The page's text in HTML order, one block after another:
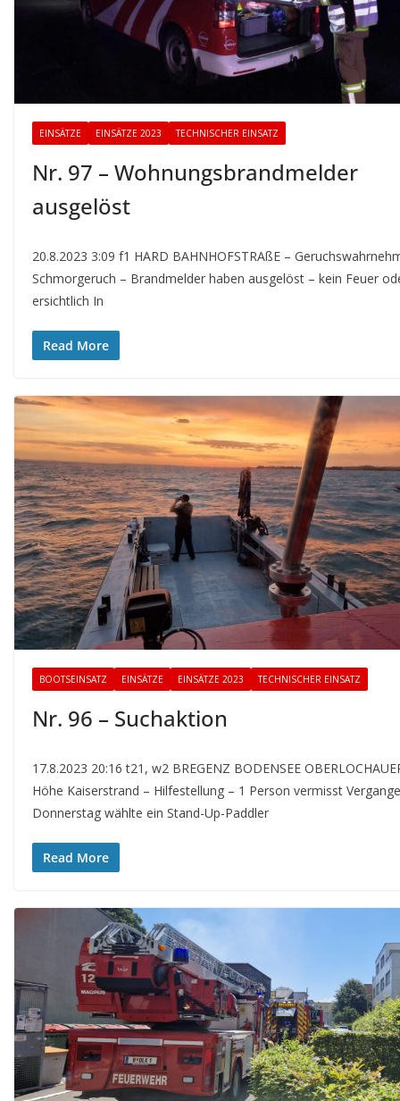
EINSÄTZE EINSÄTZE 2023 TECHNISCHER EINSATZ
Nr. 97 – Wohnungsbrandmelder
ausgelöst
20.8.2023 3:09 f1 HARD BAHNHOFSTRAßE –
Schmorgeruch – Brandmelder haben ausgelöst – kein Feuer
ersichtlich In
Read More
BOOTSEINSATZ EINSÄTZE EINSÄTZE 2023 TECHNISCHER EINSATZ
Nr. 96 – Suchaktion
17.8.2023 20:16 t21, w2 BREGENZ BODENSEE
Höhe Kaiserstrand – Hilfestellung – 1 Person vermisst
Donnerstag wählte ein Stand-Up-Paddler
Read More